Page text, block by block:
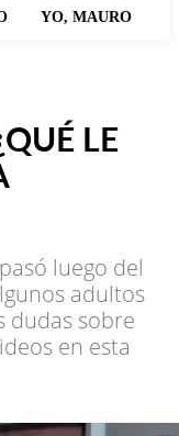
YO, MAURO
LE
luego del
adultos
dudas sobre
en esta